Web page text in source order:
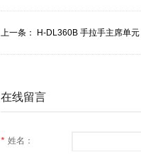
上一条： H-DL360B 手拉手主席单元
在线留言
* 姓名：